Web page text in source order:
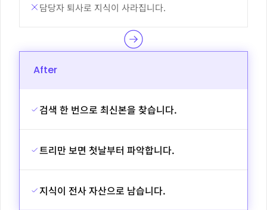
담당자 퇴사로 지식이 사라집니다.
After
검색 한 번으로 최신본을 찾습니다.
트리만 보면 첫날부터 파악합니다.
지식이 전사 자산으로 남습니다.